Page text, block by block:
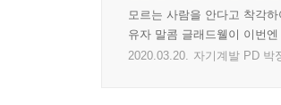
모르는 사람을 안다고 착각
유자 말콤 글래드웰이 이번
2020.03.20. 자기계발 PD 박